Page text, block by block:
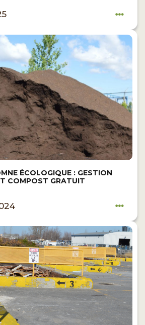
ÉCOLOGIQUE : GESTION
COMPOST GRATUIT